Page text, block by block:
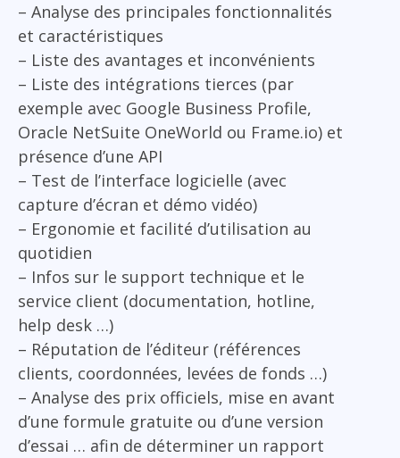
– Analyse des principales fonctionnalités
et caractéristiques
– Liste des avantages et inconvénients
– Liste des intégrations tierces (par
exemple avec Google Business Profile,
Oracle NetSuite OneWorld ou Frame.io) et
présence d’une API
– Test de l’interface logicielle (avec
capture d’écran et démo vidéo)
– Ergonomie et facilité d’utilisation au
quotidien
– Infos sur le support technique et le
service client (documentation, hotline,
help desk …)
– Réputation de l’éditeur (références
clients, coordonnées, levées de fonds …)
– Analyse des prix officiels, mise en avant
d’une formule gratuite ou d’une version
d’essai … afin de déterminer un rapport